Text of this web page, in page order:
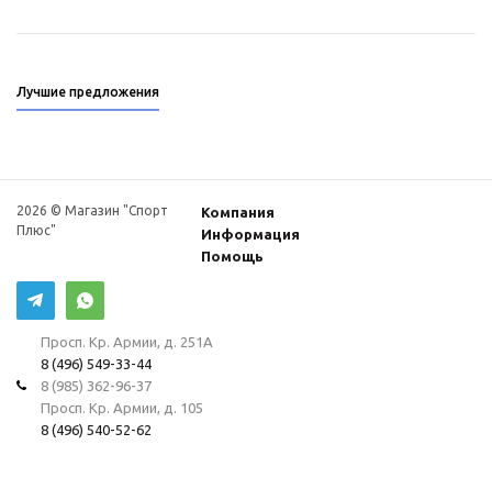
Лучшие предложения
2026 © Магазин "Спорт
Плюс"
Компания
Информация
Помощь
Просп. Кр. Армии, д. 251А
8 (496) 549-33-44
8 (985) 362-96-37
Просп. Кр. Армии, д. 105
8 (496) 540-52-62